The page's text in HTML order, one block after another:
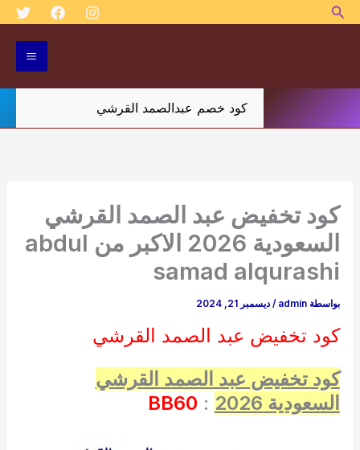
تخطيالبحث
كود خصم عبدالصمد القرشي
كود تخفيض عبد الصمد القرشي
السعودية 2026 الاكبر من abdul
samad alqurashi
بواسطة admin
/ديسمبر 21, 2024
كود تخفيض عبد الصمد القرشي
كود تخفيض عبد الصمد القرشي
السعودية 2026
:
BB60